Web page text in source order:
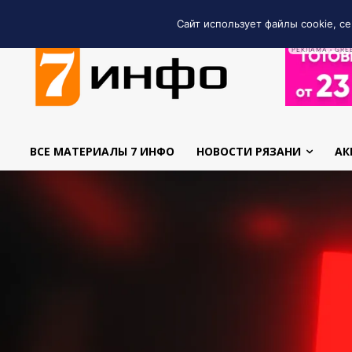
РЕКЛАМА •
ВСЕ МАТЕРИАЛЫ 7 ИНФО НОВОСТИ РЯЗАНИ
Сайт использует файлы cookie,